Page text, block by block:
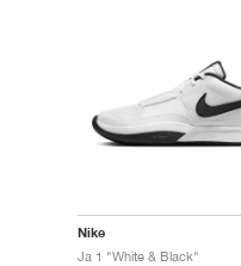
Nike
Ja 1 "White & Black"